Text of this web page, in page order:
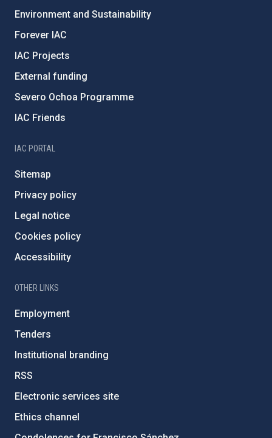
Environment and Sustainability
Forever IAC
IAC Projects
External funding
Severo Ochoa Programme
IAC Friends
IAC PORTAL
Sitemap
Privacy policy
Legal notice
Cookies policy
Accessibility
OTHER LINKS
Employment
Tenders
Institutional branding
RSS
Electronic services site
Ethics channel